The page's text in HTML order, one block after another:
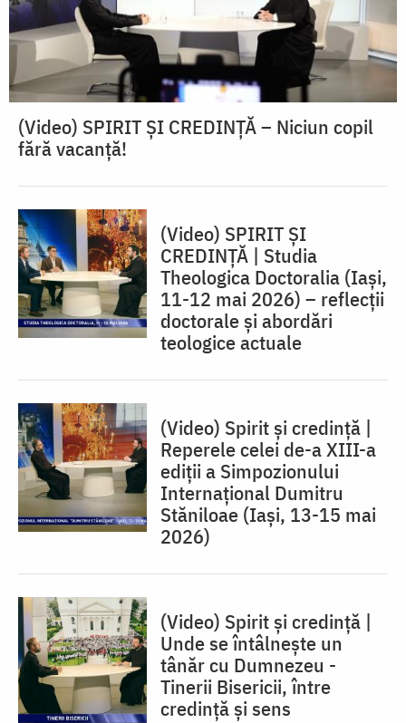
(Video) SPIRIT ŞI CREDINŢĂ – Niciun copil
fără vacanţă!
(Video) SPIRIT ȘI
CREDINȚĂ | Studia
Theologica Doctoralia (Iaşi,
11-12 mai 2026) – reflecţii
doctorale şi abordări
teologice actuale
(Video) Spirit și credință |
Reperele celei de-a XIII-a
ediții a Simpozionului
Internațional Dumitru
Stăniloae (Iaşi, 13-15 mai
2026)
(Video) Spirit și credință |
Unde se întâlnește un
tânăr cu Dumnezeu -
Tinerii Bisericii, între
credinţă şi sens